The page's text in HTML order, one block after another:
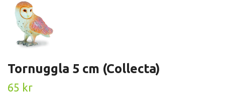
Tornuggla 5 cm (Collecta)
65 kr